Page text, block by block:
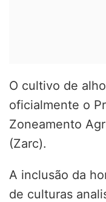
O cultivo de
oficialmente o
Zoneamento
(Zarc).
A inclusão da
de culturas